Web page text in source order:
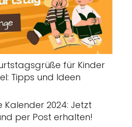
für Kinder
Tipps und Ideen
Kalender 2024: Jetzt
per Post erhalten!